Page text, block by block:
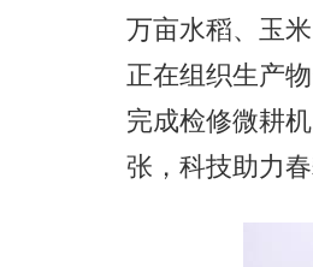
万亩水稻、玉
正在组织生产
完成检修微耕
张，科技助力春